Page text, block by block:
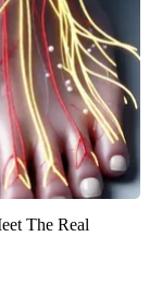
The Real